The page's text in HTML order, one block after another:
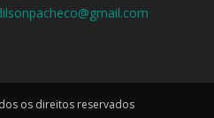
os direitos reservados